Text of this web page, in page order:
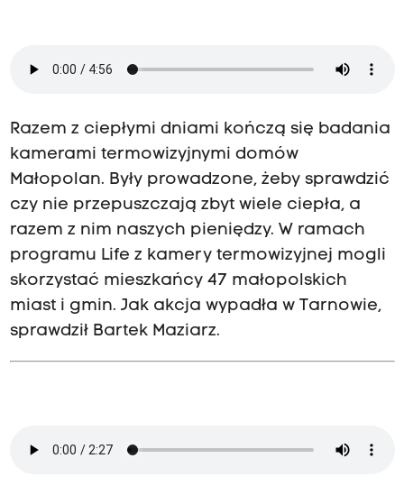
Razem z ciepłymi dniami kończą się badania
kamerami termowizyjnymi domów
Małopolan. Były prowadzone, żeby sprawdzić
czy nie przepuszczają zbyt wiele ciepła, a
razem z nim naszych pieniędzy. W ramach
programu Life z kamery termowizyjnej mogli
skorzystać mieszkańcy 47 małopolskich
miast i gmin. Jak akcja wypadła w Tarnowie,
sprawdził Bartek Maziarz.